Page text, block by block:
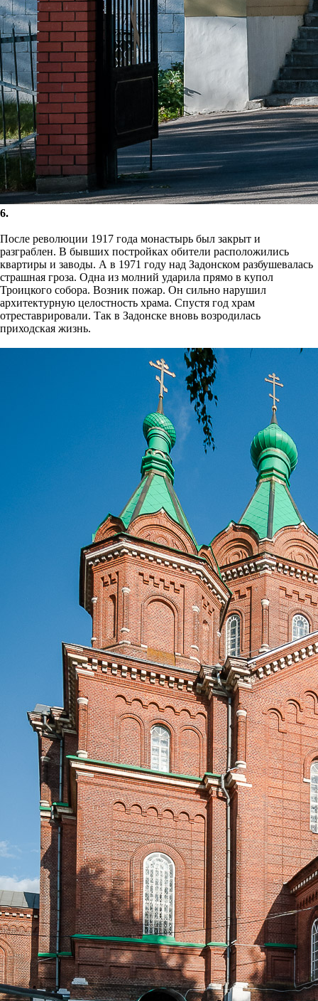
6.
После революции 1917 года монастырь был закрыт и
разграблен. В бывших постройках обители расположились
квартиры и заводы. А в 1971 году над Задонском разбушевалась
страшная гроза. Одна из молний ударила прямо в купол
Троицкого собора. Возник пожар. Он сильно нарушил
архитектурную целостность храма. Спустя год храм
отреставрировали. Так в Задонске вновь возродилась
приходская жизнь.